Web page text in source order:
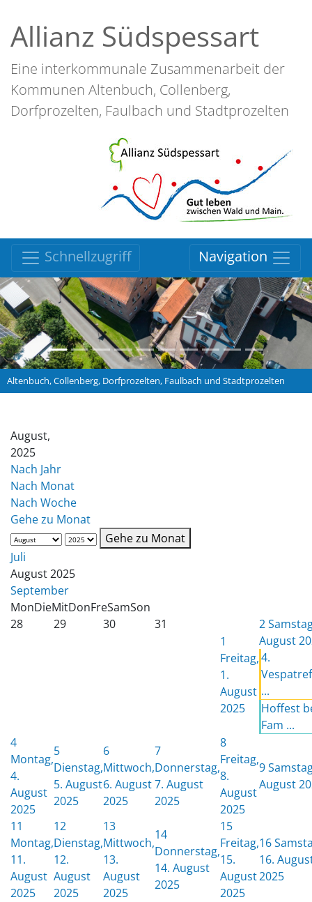
Allianz Südspessart
Eine interkommunale Zusammenarbeit der
Kommunen Altenbuch, Collenberg,
Dorfprozelten, Faulbach und Stadtprozelten
Schnellzugriff Navigation
Altenbuch, Collenberg, Dorfprozelten, Faulbach und Stadtprozelten
August,
2025
Nach Jahr
Nach Monat
Nach Woche
Gehe zu Monat
Gehe zu Monat
Juli
August 2025
September
MonDieMitDonFreSamSon
28
29 30
31
1
Freitag,
1.
August
2025
2
August
4.
...
Hoffest
Fam ...
4
Montag,
4.
August
2025
5
Dienstag,
5. August
2025
6
Mittwoch,
6. August
2025
7
Donnerstag,
7. August
2025
8
Freitag,
8.
August
2025
9
August
11
Montag,
11.
August
2025
12
Dienstag,
12.
August
2025
13
Mittwoch,
13.
August
2025
14
Donnerstag,
14. August
2025
15
Freitag,
15.
August
2025
16
16.
2025